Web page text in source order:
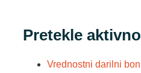
Pretekle
Vrednostni darilni